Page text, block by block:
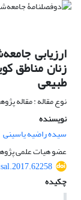
ارزیابی
زنان مناطق
طبیعی
نوع مقاله : مقاله
نویسنده
سیده راضیه یاسینی
عضو هیات علمی
چکیده